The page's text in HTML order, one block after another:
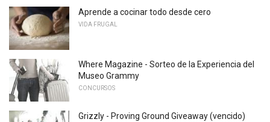
Aprende a cocinar todo desde cero
VIDA FRUGAL
Where Magazine - Sorteo de la Experiencia del
Museo Grammy
CONCURSOS
Grizzly - Proving Ground Giveaway (vencido)